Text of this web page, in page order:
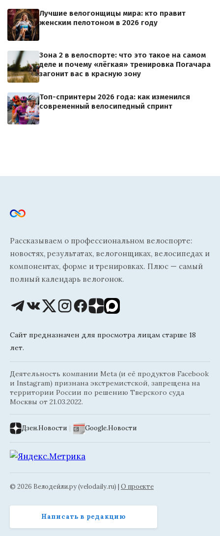
Лучшие велогонщицы мира: кто правит
женским пелотоном в 2026 году
Зона 2 в велоспорте: что это такое на самом
деле и почему «лёгкая» тренировка Погачара
загонит вас в красную зону
Топ-спринтеры 2026 года: как изменился
современный велосипедный спринт
Рассказываем о профессиональном велоспорте:
новостях, результатах, велогонщиках, велосипедах и
компонентах, форме и тренировках. Плюс — самый
полный календарь велогонок.
Сайт предназначен для просмотра лицам старше 18
лет.
Деятельность компании Meta (и её продуктов Facebook
и Instagram) признана экстремистской, запрещена на
территории России по решению Тверского суда
Москвы от 21.03.2022.
Дзен.Новости | Google.Новости
© 2026 Велодейли.ру (velodaily.ru) | О проекте
Написать в редакцию